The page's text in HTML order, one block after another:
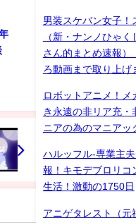
男装スケバン女子！
（新・ナンノひゃ
さん的まとめ速報
ろ動画まで取り上げ
ロボットアニメ！メ
き永遠の非リア充・
ニアの為のマニアッ
ハルッフル-専業主
報！キモデブロリコ
生活！激動の1750日
アニゲタレスト（